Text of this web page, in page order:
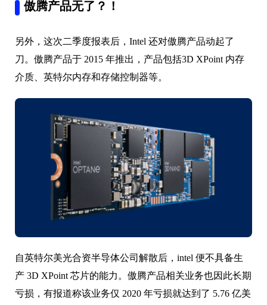
傲腾产品无了？！
另外，这次二季度报表后，Intel 还对傲腾产品动起了
刀。傲腾产品于 2015 年推出，产品包括3D XPoint 内存
介质、英特尔内存和存储控制器等。
自英特尔美光合资半导体公司解散后，intel 便不具备生
产 3D XPoint 芯片的能力。傲腾产品相关业务也因此长期
亏损，有报道称该业务仅 2020 年亏损就达到了 5.76 亿美